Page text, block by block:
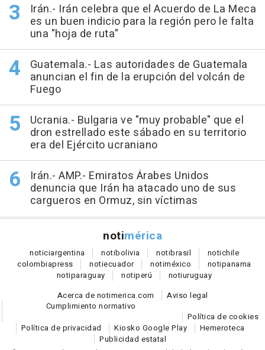
Irán.- Irán celebra que el Acuerdo de La Meca
es un buen indicio para la región pero le falta
una "hoja de ruta"
Guatemala.- Las autoridades de Guatemala
anuncian el fin de la erupción del volcán de
Fuego
Ucrania.- Bulgaria ve "muy probable" que el
dron estrellado este sábado en su territorio
era del Ejército ucraniano
Irán.- AMP.- Emiratos Árabes Unidos
denuncia que Irán ha atacado uno de sus
cargueros en Ormuz, sin víctimas
notimérica
noticiargentina notibolivia notibrasil notichile
colombiapress notiecuador notiméxico notipanama
notiparaguay notiperú notiuruguay
Acerca de notimerica.com
Aviso legal
Cumplimiento normativo
Política de cookies
Política de privacidad
Kiosko Google Play
Hemeroteca
Publicidad estatal